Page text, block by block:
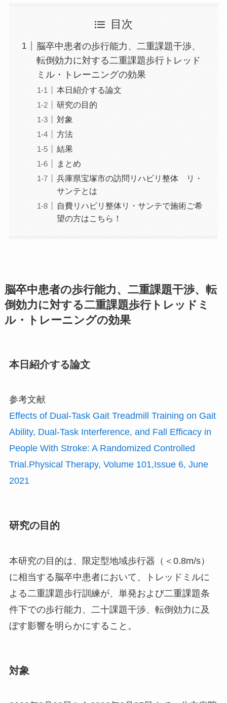
目次
脳卒中患者の歩行能力、二重課題干渉、
転倒効力に対する二重課題歩行トレッド
ミル・トレーニングの効果
本日紹介する論文
研究の目的
対象
方法
結果
まとめ
兵庫県宝塚市の訪問リハビリ整体 リ・
サンテとは
自費リハビリ整体リ・サンテで施術ご希
望の方はこちら！
脳卒中患者の歩行能力、二重課題干渉、転
倒効力に対する二重課題歩行トレッドミ
ル・トレーニングの効果
本日紹介する論文
参考文献
Effects of Dual-Task Gait Treadmill Training on Gait
Ability, Dual-Task Interference, and Fall Efficacy in
People With Stroke: A Randomized Controlled
Trial.Physical Therapy, Volume 101,Issue 6, June
2021
研究の目的
本研究の目的は、限定型地域歩行器（＜0.8m/s）
に相当する脳卒中患者において、トレッドミルに
よる二重課題歩行訓練が、単発および二重課題条
件下での歩行能力、二十課題干渉、転倒効力に及
ぼす影響を明らかにすること。
対象